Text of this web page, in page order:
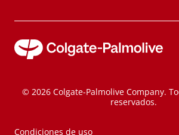
© 2026 Colgate-Palmolive Company.
reservados.
Condiciones de uso